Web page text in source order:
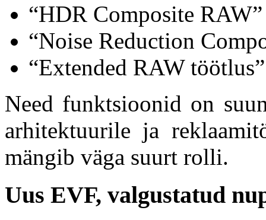
“HDR Composite RAW”
“Noise Reduction
“Extended RAW töötlus”
Need funktsioonid on
arhitektuurile ja
mängib väga suurt rolli.
Uus EVF, valgustatud